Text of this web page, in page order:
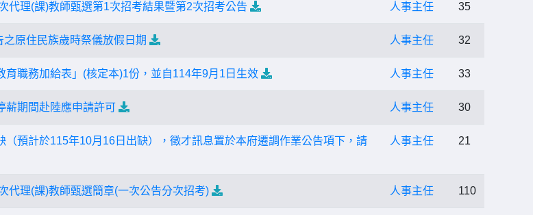
代理(課)教師甄選第1次招考結果暨第2次招考公告 人事主任 35
原住民族歲時祭儀放假日期 人事主任 32
職務加給表」(核定本)1份，並自114年9月1日生效 人事主任 33
薪期間赴陸應申請許可 人事主任 30
（預計於115年10月16日出缺），徵才訊息置於本府遷調作業公告項下，請
人事主任 21
代理(課)教師甄選簡章(一次公告分次招考) 人事主任 110